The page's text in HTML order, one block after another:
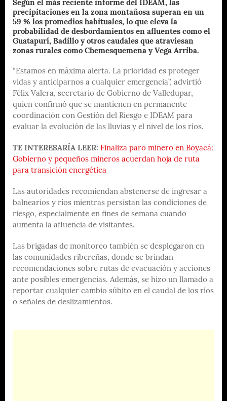
Según el más reciente informe del IDEAM, las
precipitaciones en la zona montañosa superan en un
59 % los promedios habituales, lo que eleva la
probabilidad de desbordamientos en afluentes como el
Guatapurí, Badillo y otros caudales que atraviesan
zonas rurales como Chemesquemena y Vega Arriba.
“Estamos en máxima alerta. La prioridad es proteger
vidas y anticiparnos a cualquier emergencia”, advirtió
Félix Valera, secretario de Gobierno de Valledupar,
quien confirmó que se mantienen en permanente
coordinación con Gestión del Riesgo e IDEAM para
evaluar la evolución de las lluvias y el nivel de los ríos.
TE INTERESARÍA LEER: Finaliza paro minero en Boyacá:
Gobierno y pequeños mineros acuerdan hoja de ruta
para transición energética
Las autoridades recomiendan abstenerse de ingresar a
balnearios y ríos mientras persistan las condiciones de
riesgo, especialmente en fines de semana cuando
aumenta la afluencia de visitantes.
Las brigadas de monitoreo también se desplegaron en
las comunidades ribereñas, donde se brindan
recomendaciones sobre rutas de evacuación y acciones
ante posibles emergencias. Además, se hizo un llamado a
reportar cualquier cambio súbito en el caudal de los ríos
o señales de deslizamientos.